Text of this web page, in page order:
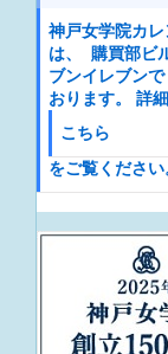
神戸女学院カ
は、 購買部ビ
ブンイレブン
おります。 詳
こちら
をご覧ください